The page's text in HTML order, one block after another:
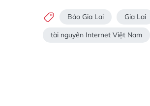
Báo Gia Lai Gia Lai
tài nguyên Internet Việt Nam